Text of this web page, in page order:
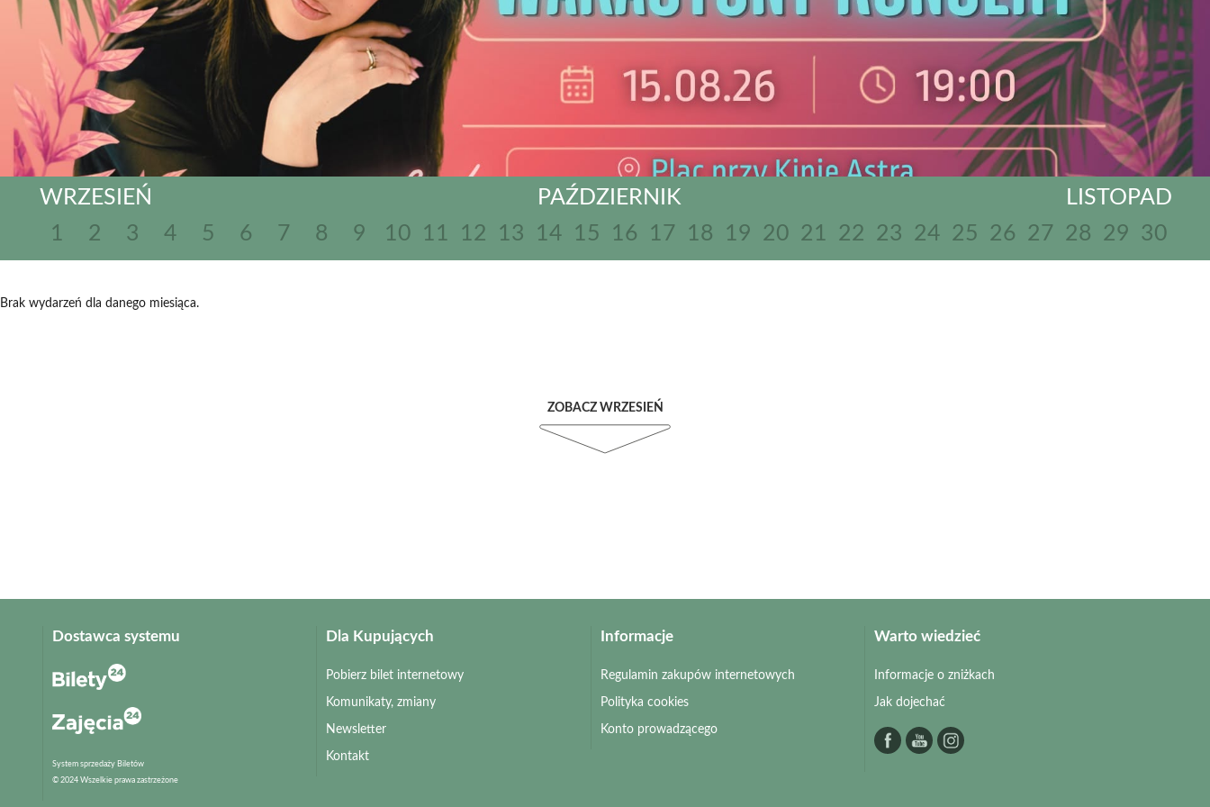
WRZESIEŃ PAŹDZIERNIK
LISTOPAD
1
2 3 4 5 6 7 8 9 10 11 12 13 14 15 16 17 18 19 20 21 22 23 24 25 26 27 28 29 30
Brak wydarzeń dla danego miesiąca.
ZOBACZ WRZESIEŃ
Dostawca systemu
System sprzedaży Biletów
© 2024 Wszelkie prawa zastrzeżone
Dla Kupujących
Pobierz bilet internetowy
Komunikaty, zmiany
Newsletter
Kontakt
Informacje
Regulamin zakupów internetowych
Polityka cookies
Konto prowadzącego
Warto wiedzieć
Informacje o zniżkach
Jak dojechać